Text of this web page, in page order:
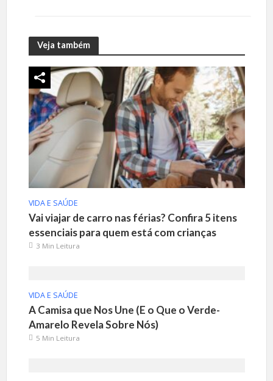
Veja também
VIDA E SAÚDE
Vai viajar de carro nas férias? Confira 5 itens
essenciais para quem está com crianças
3 Min Leitura
VIDA E SAÚDE
A Camisa que Nos Une (E o Que o Verde-
Amarelo Revela Sobre Nós)
5 Min Leitura